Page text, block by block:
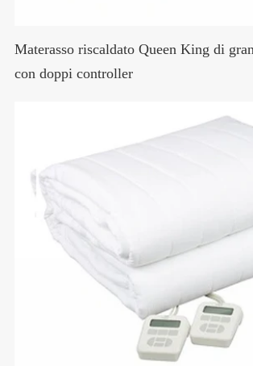
Materasso riscaldato Queen King di
con doppi controller